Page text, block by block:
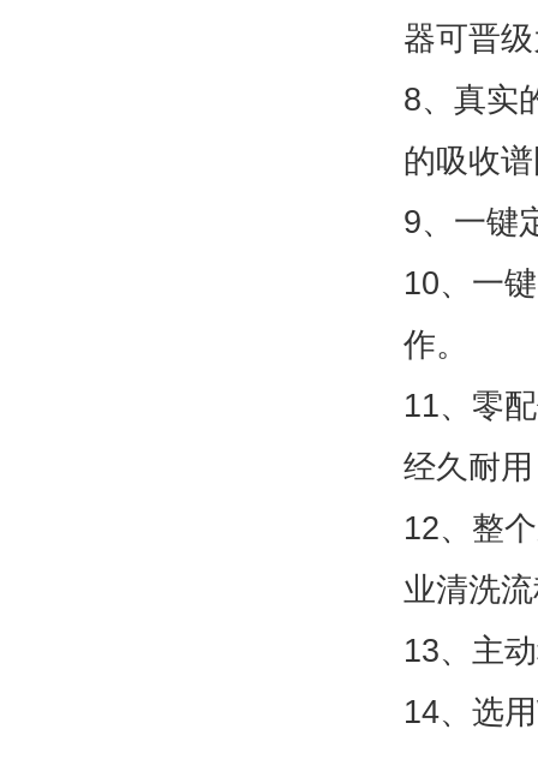
器可晋
8、真实
的吸收
9、一键
10、一
作。
11、零
经久耐
12、整
业清洗
13、主
14、选